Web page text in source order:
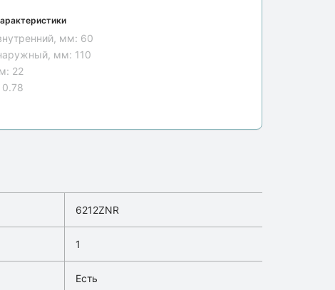
мм: 60
мм: 110
22
0.78
6212ZNR
1
Есть